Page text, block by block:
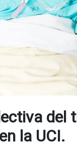
del
la UCI.